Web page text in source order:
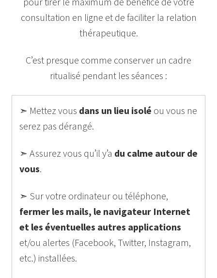
consultation en ligne et de faciliter la relation
thérapeutique.
C’est presque comme conserver un cadre
ritualisé pendant les séances :
➣ Mettez vous dans un lieu isolé ou vous ne
serez pas dérangé.
➣ Assurez vous qu’il y’a du calme autour de
vous.
➣ Sur votre ordinateur ou téléphone,
fermer les mails, le navigateur Internet
et les éventuelles autres applications
et/ou alertes (Facebook, Twitter, Instagram,
etc.) installées.